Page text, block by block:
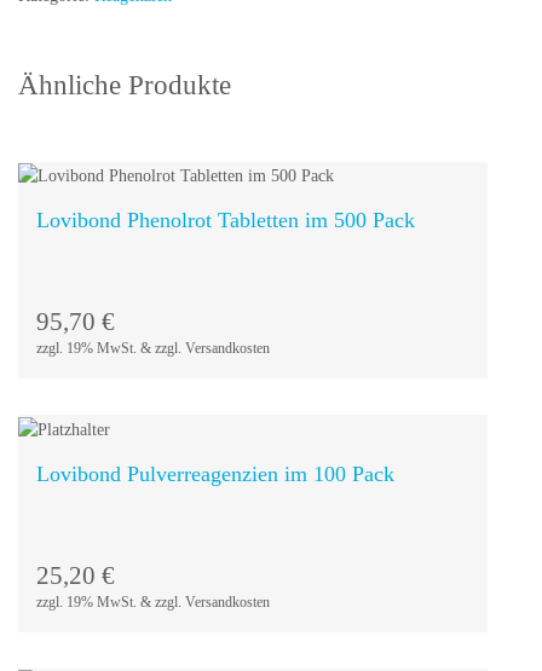
Ähnliche Produkte
Lovibond Phenolrot Tabletten im 500 Pack
95,70 €
zzgl. 19% MwSt. & zzgl. Versandkosten
Lovibond Pulverreagenzien im 100 Pack
25,20 €
zzgl. 19% MwSt. & zzgl. Versandkosten